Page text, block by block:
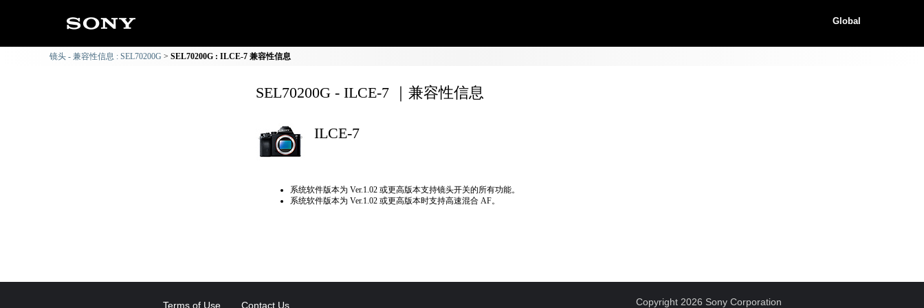
Global
镜头 - 兼容性信息 : SEL70200G SEL70200G : ILCE-7 兼容性信息
SEL70200G - ILCE-7 ｜兼容性信息
ILCE-7
系统软件版本为 Ver.1.02 或更高版本支持镜头开关的所有功能。
系统软件版本为 Ver.1.02 或更高版本时支持高速混合 AF。
Terms of Use Contact Us Copyright 2026 Sony Corporation